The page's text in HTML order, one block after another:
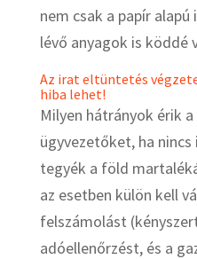
nem csak a papír
lévő anyagok is köddé
Az irat eltüntetés
hiba lehet!
Milyen hátrányok érik
ügyvezetőket, ha
tegyék a föld
az esetben külön kell
felszámolást
adóellenőrzést, és a